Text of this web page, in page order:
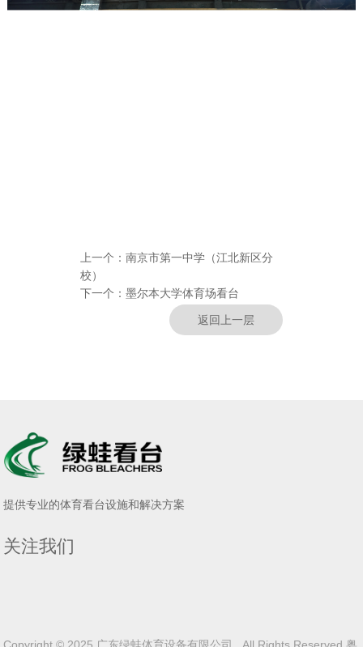
上一个： 南京市第一中学（江北新区分
校）
下一个： 墨尔本大学体育场看台
返回上一层
提供专业的体育看台设施和解决方案
关注我们